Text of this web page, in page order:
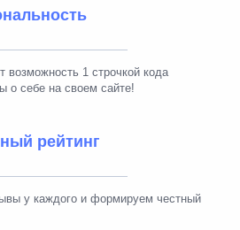
1 строчкой кода
о себе на своем сайте!
рейтинг
у каждого и формируем честный